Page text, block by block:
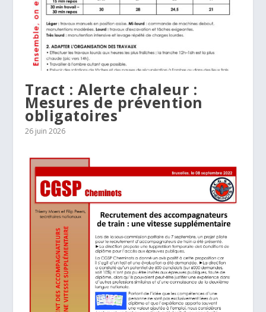
Tract : Alerte chaleur :
Mesures de prévention
obligatoires
26 juin 2026